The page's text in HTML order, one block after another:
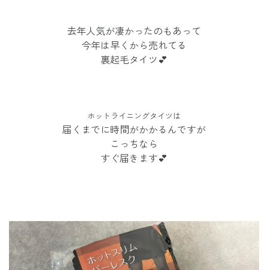
去年人気が凄かったのもあって
今年は早くから売れてる
裏起毛タイツ💕
ホットライニングタイツは
届くまでに時間がかかるんですが
こっちなら
すぐ届きます💕